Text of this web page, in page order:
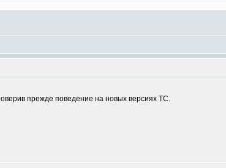
прежде поведение на новых версиях TC.